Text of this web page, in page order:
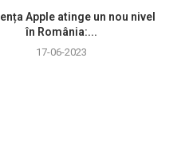
Apple atinge un nou nivel
în România:...
17-06-2023